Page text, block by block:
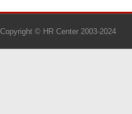
Copyright © HR Center 2003-2024